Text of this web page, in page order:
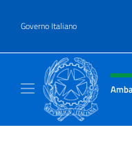
Governo Italiano
Intestazione